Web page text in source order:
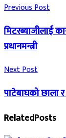
Previous Post
मिटरब्याजीलाई
प्रधानमन्त्री
Next Post
पाटेबाघको छाला र
RelatedPosts